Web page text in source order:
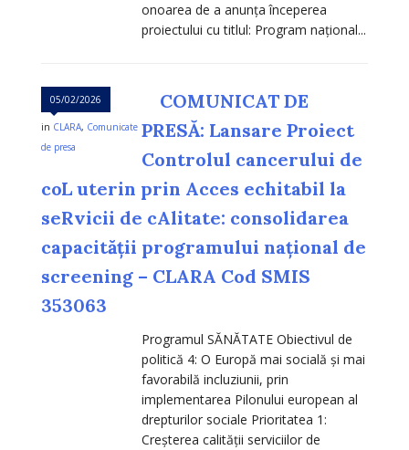
onoarea de a anunța începerea
proiectului cu titlul: Program național...
05/02/2026
in CLARA, Comunicate
de presa
COMUNICAT DE
PRESĂ: Lansare Proiect
Controlul cancerului de
coL uterin prin Acces echitabil la
seRvicii de cAlitate: consolidarea
capacității programului național de
screening – CLARA Cod SMIS
353063
Programul SĂNĂTATE Obiectivul de
politică 4: O Europă mai socială și mai
favorabilă incluziunii, prin
implementarea Pilonului european al
drepturilor sociale Prioritatea 1:
Creșterea calității serviciilor de